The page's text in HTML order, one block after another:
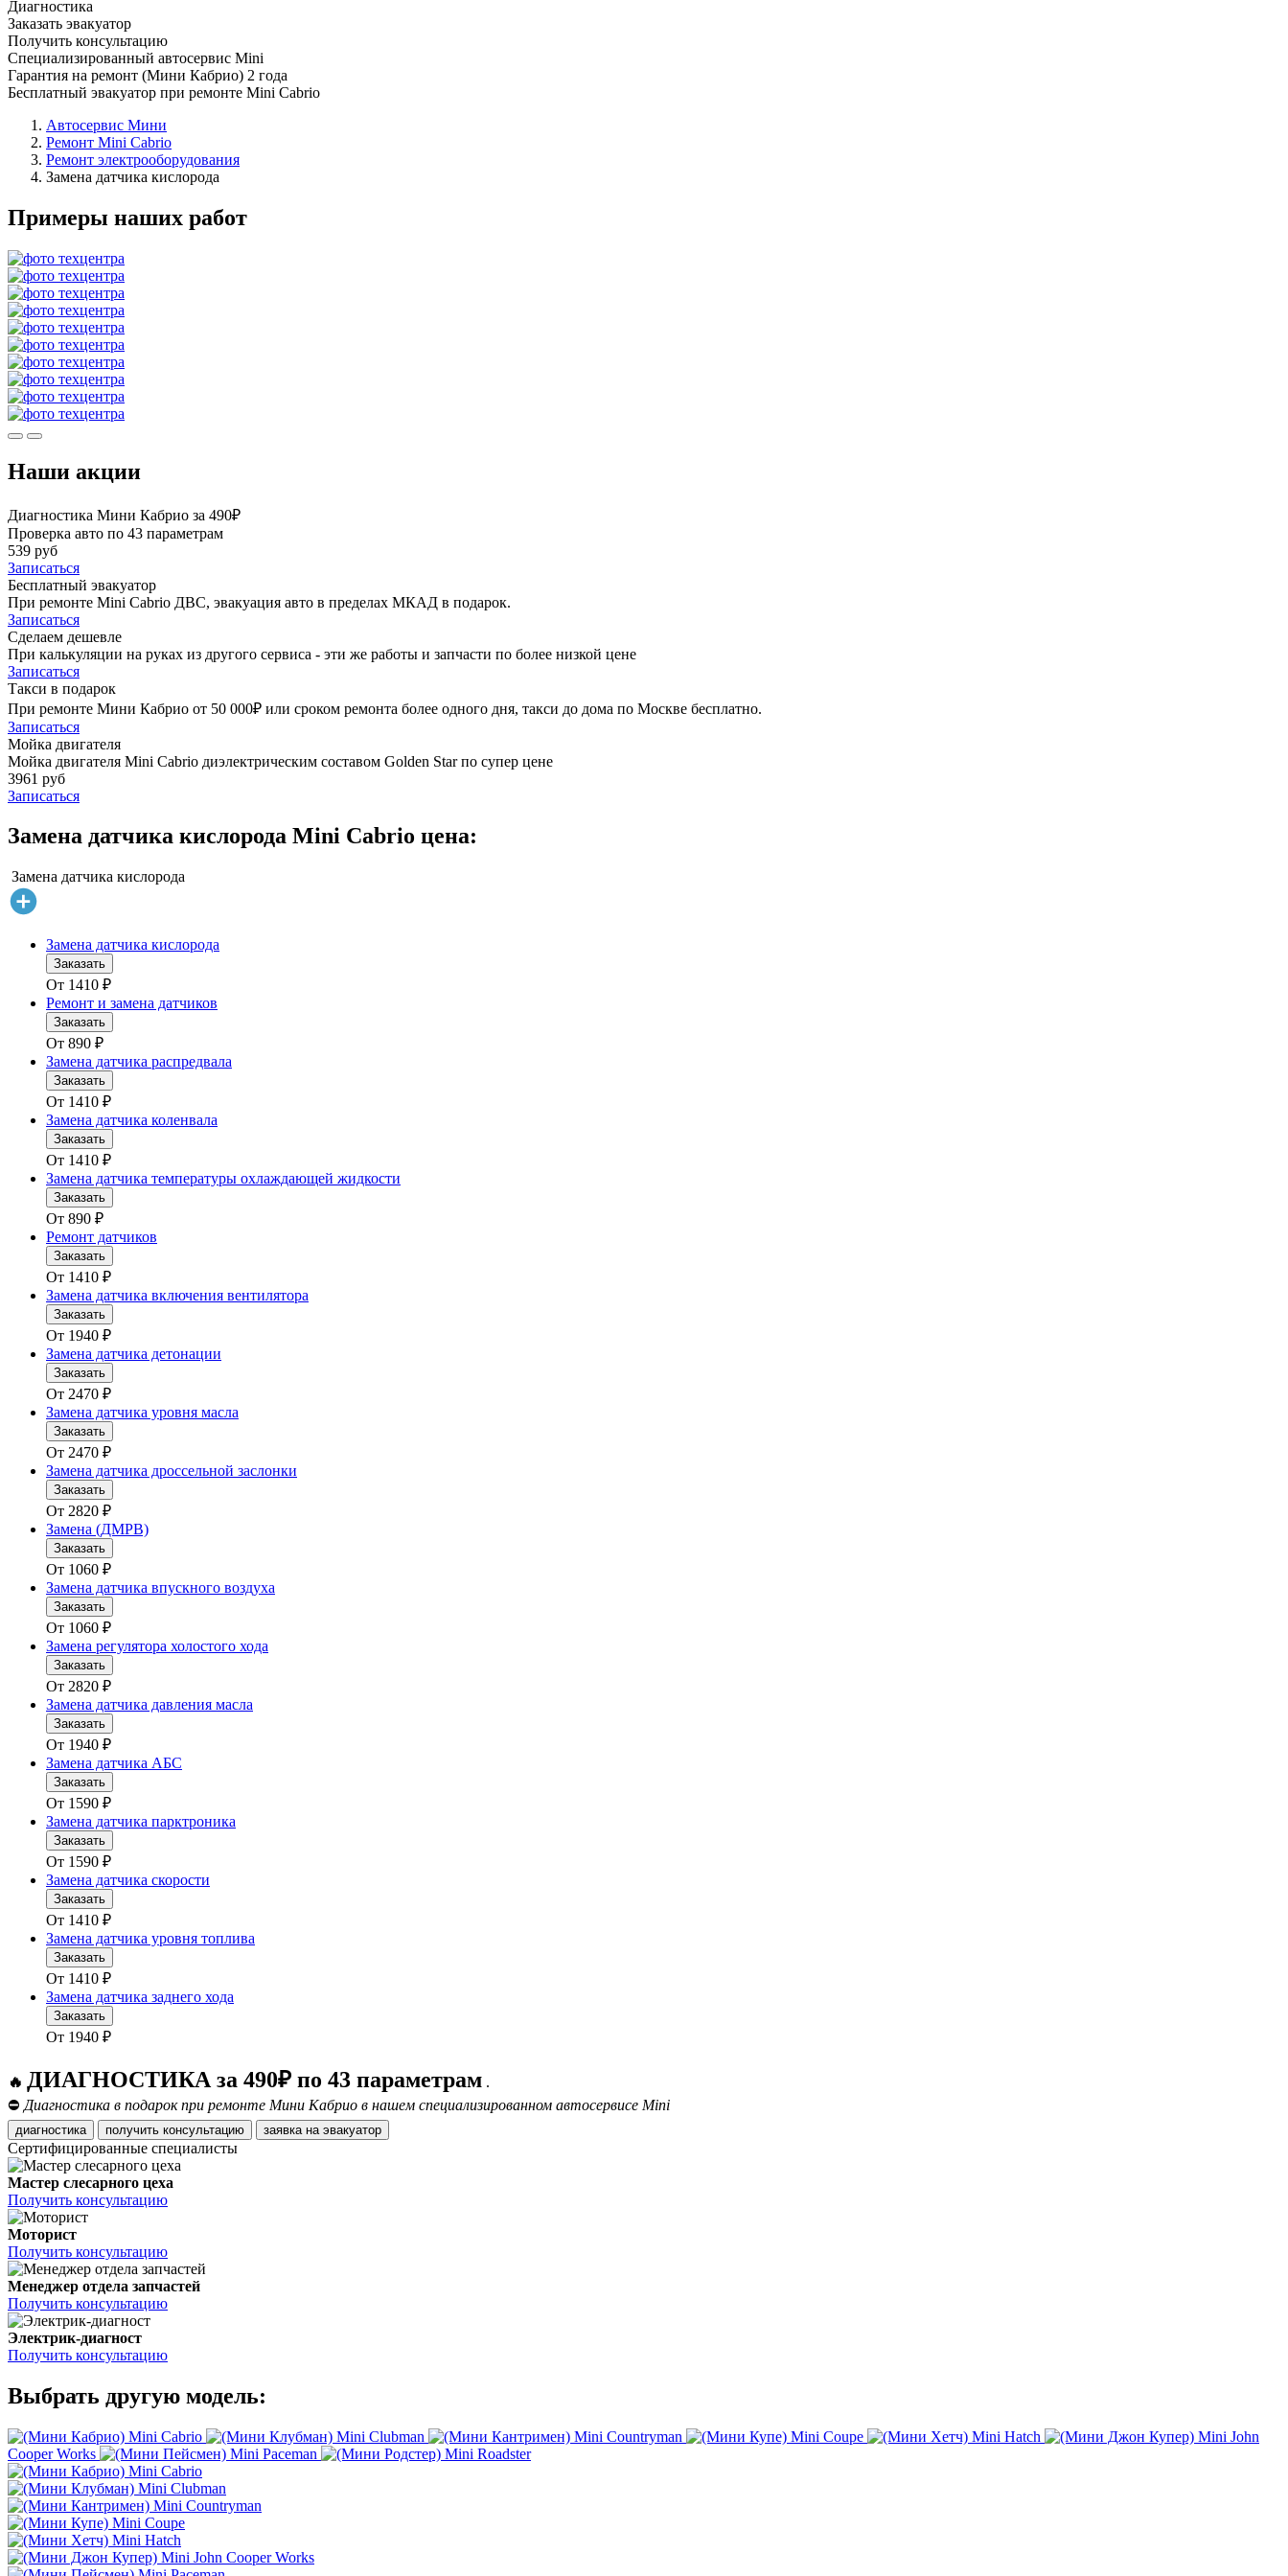
Диагностика
Заказать эвакуатор
Получить консультацию
Специализированный автосервис Mini
Гарантия на ремонт (Мини Кабрио) 2 года
Бесплатный эвакуатор при ремонте Mini Cabrio
Автосервис Мини
Ремонт Mini Cabrio
Ремонт электрооборудования
Замена датчика кислорода
Примеры наших работ
Наши акции
Диагностика Мини Кабрио за 490₽
Проверка авто по 43 параметрам
539 руб
Записаться
Бесплатный эвакуатор
При ремонте Mini Cabrio ДВС, эвакуация авто в пределах МКАД в подарок.
Записаться
Сделаем дешевле
При калькуляции на руках из другого сервиса - эти же работы и запчасти по более низкой цене
Записаться
Такси в подарок
При ремонте Мини Кабрио от 50 000₽ или сроком ремонта более одного дня, такси до дома по Москве бесплатно.
Записаться
Мойка двигателя
Мойка двигателя Mini Cabrio диэлектрическим составом Golden Star по супер цене
3961 руб
Записаться
Замена датчика кислорода Mini Cabrio цена:
Замена датчика кислорода
Замена датчика кислорода
Заказать
От 1410 ₽
Ремонт и замена датчиков
Заказать
От 890 ₽
Замена датчика распредвала
Заказать
От 1410 ₽
Замена датчика коленвала
Заказать
От 1410 ₽
Замена датчика температуры охлаждающей жидкости
Заказать
От 890 ₽
Ремонт датчиков
Заказать
От 1410 ₽
Замена датчика включения вентилятора
Заказать
От 1940 ₽
Замена датчика детонации
Заказать
От 2470 ₽
Замена датчика уровня масла
Заказать
От 2470 ₽
Замена датчика дроссельной заслонки
Заказать
От 2820 ₽
Замена (ДМРВ)
Заказать
От 1060 ₽
Замена датчика впускного воздуха
Заказать
От 1060 ₽
Замена регулятора холостого хода
Заказать
От 2820 ₽
Замена датчика давления масла
Заказать
От 1940 ₽
Замена датчика АБС
Заказать
От 1590 ₽
Замена датчика парктроника
Заказать
От 1590 ₽
Замена датчика скорости
Заказать
От 1410 ₽
Замена датчика уровня топлива
Заказать
От 1410 ₽
Замена датчика заднего хода
Заказать
От 1940 ₽
🔥 ДИАГНОСТИКА за 490₽ по 43 параметрам .
⛔ Диагностика в подарок при ремонте Мини Кабрио в нашем специализированном автосервисе Mini
диагностика получить консультацию заявка на эвакуатор
Сертифицированные специалисты
Мастер слесарного цеха
Получить консультацию
Моторист
Получить консультацию
Менеджер отдела запчастей
Получить консультацию
Электрик-диагност
Получить консультацию
Выбрать другую модель:
Mini Cabrio Mini Clubman Mini Countryman Mini Coupe Mini Hatch
Mini John
Cooper Works
Mini Paceman
Mini Roadster
Mini Cabrio
Mini Clubman
Mini Countryman
Mini Coupe
Mini Hatch
Mini John Cooper Works